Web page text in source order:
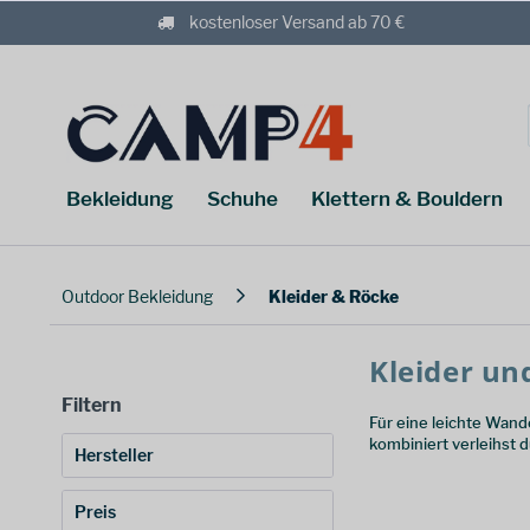
kostenloser Versand ab 70 €
Bekleidung Schuhe Klettern & Bouldern
Outdoor Bekleidung Kleider & Röcke
Filtern
Hersteller
Bergans
Preis
Kleider
Für eine leichte
kombiniert verleihst